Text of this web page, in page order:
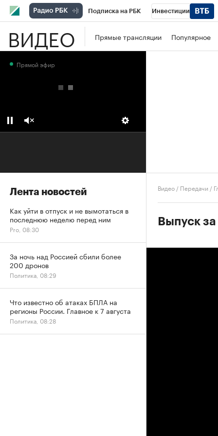
Подписка на РБК Инвестиции
ВИДЕО Прямые трансляции Популярное
Видео / Передачи /
Выпуск
Прямой эфир
Лента новостей
Как уйти в отпуск и не вымотаться в
последнюю неделю перед ним
Pro, 08:30
За ночь над Россией сбили более
200 дронов
Политика, 08:29
Что известно об атаках БПЛА на
регионы России. Главное к 7 августа
Политика, 08:28